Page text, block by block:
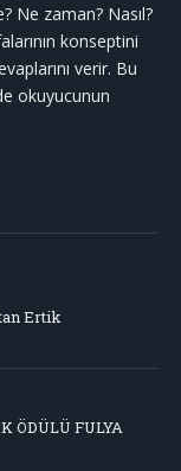
Ne zaman? Nasıl?
konseptini
verir. Bu
okuyucunun
Ertik
ÖDÜLÜ FULYA